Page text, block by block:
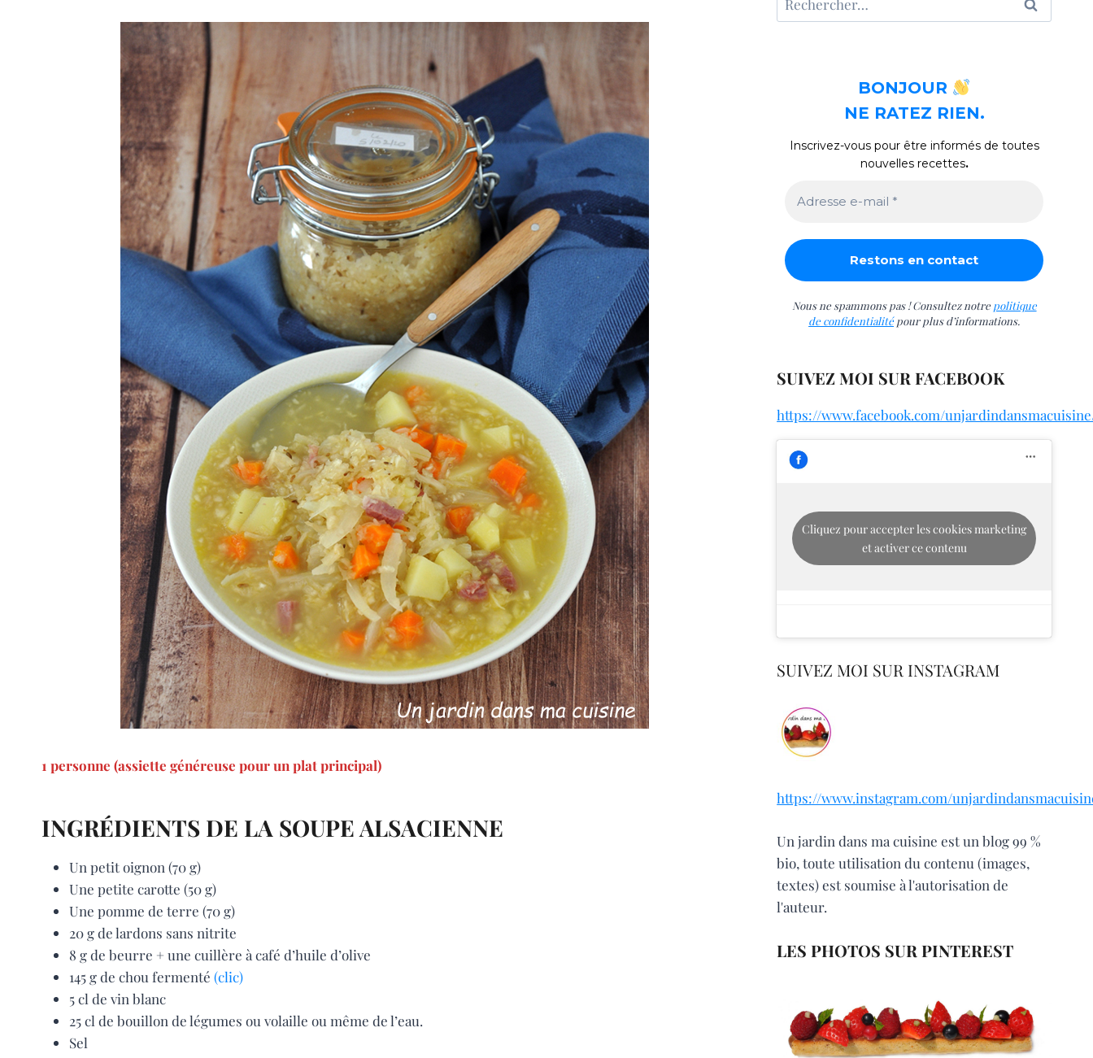
1 personne (assiette généreuse pour un plat principal)
INGRÉDIENTS DE LA SOUPE ALSACIENNE
Un petit oignon (70 g)
Une petite carotte (50 g)
Une pomme de terre (70 g)
20 g de lardons sans nitrite
8 g de beurre + une cuillère à café d’huile d’olive
145 g de chou fermenté (clic)
5 cl de vin blanc
25 cl de bouillon de légumes ou volaille ou même de l’eau.
Sel
BONJOUR
NE RATEZ RIEN.
Inscrivez-vous pour être informés de toutes
nouvelles recettes.
Nous ne spammons pas ! Consultez notre politique
de confidentialitépour plus d’informations.
SUIVEZ MOI SUR FACEBOOK
https://www.facebook.com/
Cliquez pour accepter les cookies marketing
et activer ce contenu
SUIVEZ MOI SUR INSTAGRAM
https://www.instagram.com/
Un jardin dans ma cuisine est un blog 99 %
bio, toute utilisation du contenu (images,
textes) est soumise à l'autorisation de
l'auteur.
LES PHOTOS SUR PINTEREST